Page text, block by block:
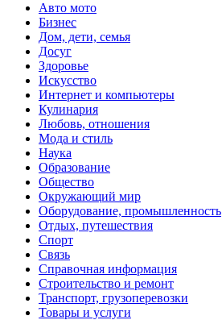
Авто мото
Бизнес
Дом, дети, семья
Досуг
Здоровье
Искусство
Интернет и компьютеры
Кулинария
Любовь, отношения
Мода и стиль
Наука
Образование
Общество
Окружающий мир
Оборудование, промышленность
Отдых, путешествия
Спорт
Связь
Справочная информация
Строительство и ремонт
Транспорт, грузоперевозки
Товары и услуги